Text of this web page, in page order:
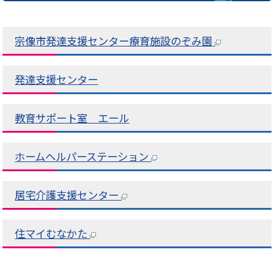
宗像市発達支援センター療育施設のぞみ園
発達支援センター
教育サポート室 エール
ホームヘルパーステーション
居宅介護支援センター
住マイむなかた